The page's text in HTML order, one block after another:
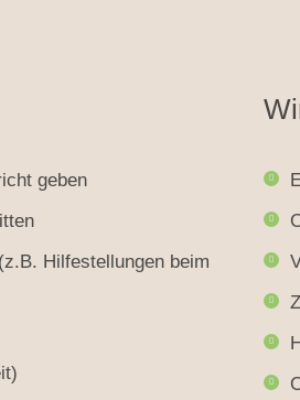
geben
Hilfestellungen beim